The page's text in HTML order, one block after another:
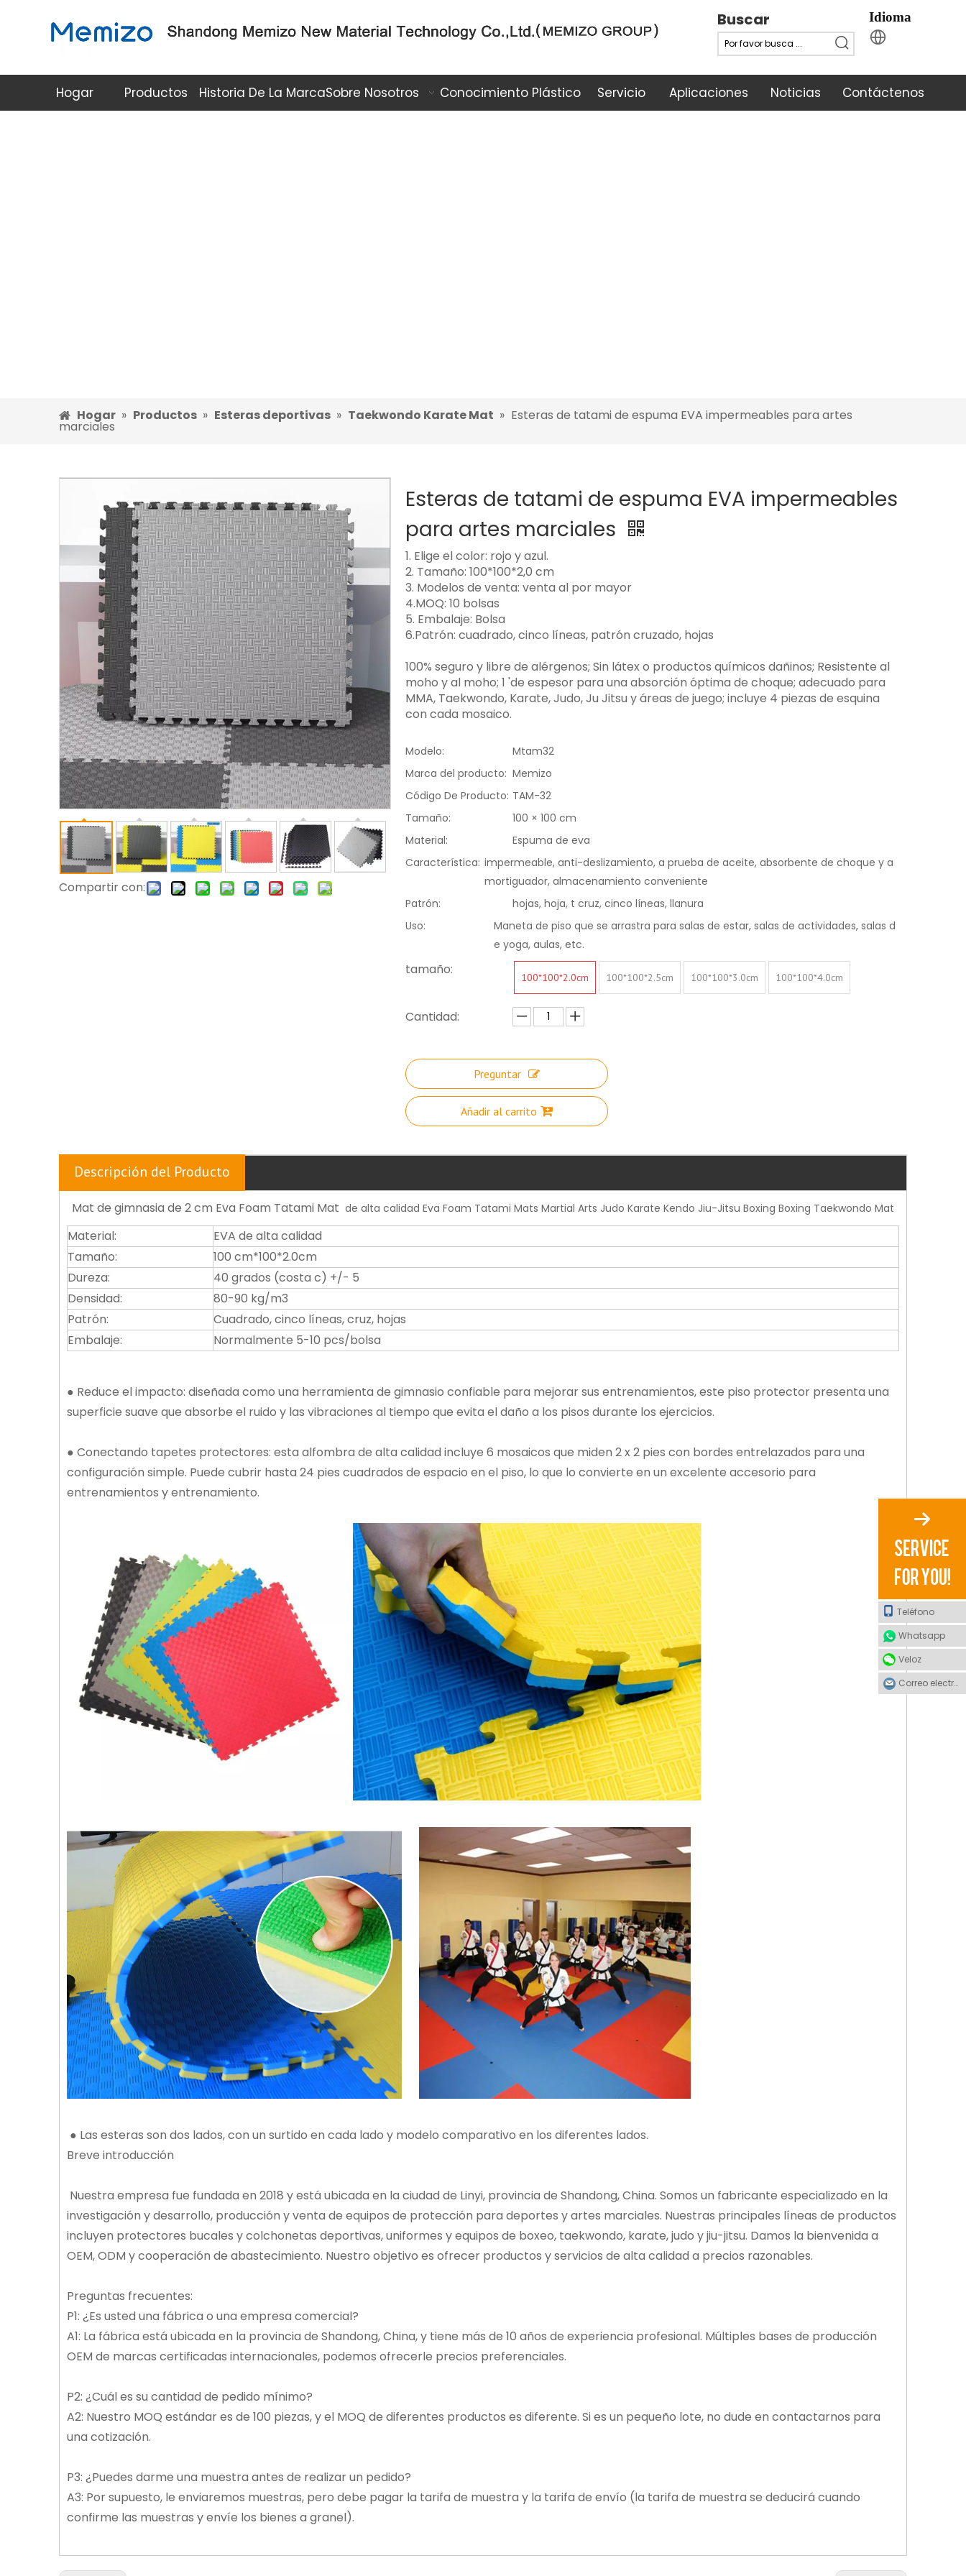
Buscar Idioma
Hogar Productos Historia De La MarcaSobre Nosotros Conocimiento Plástico Servicio Aplicaciones Noticias Contáctenos
Hogar » Productos » Esteras deportivas » Taekwondo Karate Mat » Esteras de tatami de espuma EVA impermeables para artes
marciales
Compartir con:
Esteras de tatami de espuma EVA impermeables
para artes marciales
1. Elige el color: rojo y azul.
2. Tamaño: 100*100*2,0 cm
3. Modelos de venta: venta al por mayor
4.MOQ: 10 bolsas
5. Embalaje: Bolsa
6.Patrón: cuadrado, cinco líneas, patrón cruzado, hojas
100% seguro y libre de alérgenos; Sin látex o productos químicos dañinos; Resistente al
moho y al moho; 1 'de espesor para una absorción óptima de choque; adecuado para
MMA, Taekwondo, Karate, Judo, Ju Jitsu y áreas de juego; incluye 4 piezas de esquina
con cada mosaico.
Modelo:
Mtam32
Marca del producto: Memizo
Código De Producto: TAM-32
Tamaño:
100 × 100 cm
Material:
Espuma de eva
Característica: impermeable, anti-deslizamiento, a prueba de aceite, absorbente de choque y a
mortiguador, almacenamiento conveniente
Patrón:
hojas, hoja, t cruz, cinco líneas, llanura
Uso:
Maneta de piso que se arrastra para salas de estar, salas de actividades, salas d
e yoga, aulas, etc.
tamaño: 100*100*2.0cm 100*100*2.5cm 100*100*3.0cm 100*100*4.0cm
Cantidad:
Preguntar
Añadir al carrito
Descripción del Producto
Mat de gimnasia de 2 cm Eva Foam Tatami Mat de alta calidad Eva Foam Tatami Mats Martial Arts Judo Karate Kendo Jiu-Jitsu Boxing Boxing Taekwondo Mat
Material:
EVA de alta calidad
Tamaño:
100 cm*100*2.0cm
Dureza:
40 grados (costa c) +/- 5
Densidad:
80-90 kg/m3
Patrón:
Cuadrado, cinco líneas, cruz, hojas
Embalaje:
Normalmente 5-10 pcs/bolsa
● Reduce el impacto: diseñada como una herramienta de gimnasio confiable para mejorar sus entrenamientos, este piso protector presenta una
superficie suave que absorbe el ruido y las vibraciones al tiempo que evita el daño a los pisos durante los ejercicios.
● Conectando tapetes protectores: esta alfombra de alta calidad incluye 6 mosaicos que miden 2 x 2 pies con bordes entrelazados para una
configuración simple. Puede cubrir hasta 24 pies cuadrados de espacio en el piso, lo que lo convierte en un excelente accesorio para
entrenamientos y entrenamiento.
● Las esteras son dos lados, con un surtido en cada lado y modelo comparativo en los diferentes lados.
Breve introducción
Nuestra empresa fue fundada en 2018 y está ubicada en la ciudad de Linyi, provincia de Shandong, China. Somos un fabricante especializado en la
investigación y desarrollo, producción y venta de equipos de protección para deportes y artes marciales. Nuestras principales líneas de productos
incluyen protectores bucales y colchonetas deportivas, uniformes y equipos de boxeo, taekwondo, karate, judo y jiu-jitsu. Damos la bienvenida a
OEM, ODM y cooperación de abastecimiento. Nuestro objetivo es ofrecer productos y servicios de alta calidad a precios razonables.
Preguntas frecuentes:
P1: ¿Es usted una fábrica o una empresa comercial?
A1: La fábrica está ubicada en la provincia de Shandong, China, y tiene más de 10 años de experiencia profesional. Múltiples bases de producción
OEM de marcas certificadas internacionales, podemos ofrecerle precios preferenciales.
P2: ¿Cuál es su cantidad de pedido mínimo?
A2: Nuestro MOQ estándar es de 100 piezas, y el MOQ de diferentes productos es diferente. Si es un pequeño lote, no dude en contactarnos para
una cotización.
P3: ¿Puedes darme una muestra antes de realizar un pedido?
A3: Por supuesto, le enviaremos muestras, pero debe pagar la tarifa de muestra y la tarifa de envío (la tarifa de muestra se deducirá cuando
confirme las muestras y envíe los bienes a granel).
Teléfono
Whatsapp
Veloz
Correo electrónico